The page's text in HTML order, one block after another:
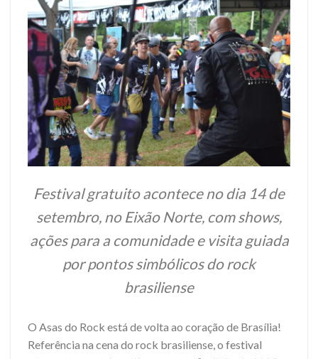
Festival gratuito acontece no dia 14 de
setembro, no Eixão Norte, com shows,
ações para a comunidade e visita guiada
por pontos simbólicos do rock
brasiliense
O Asas do Rock está de volta ao coração de Brasília!
Referência na cena do rock brasiliense, o festival